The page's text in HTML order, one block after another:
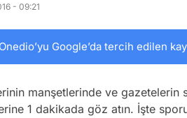
- 09:21
Onedio’yu Google’da tercih edilen
manşetlerinde ve gazetelerin
1 dakikada göz atın. İşte